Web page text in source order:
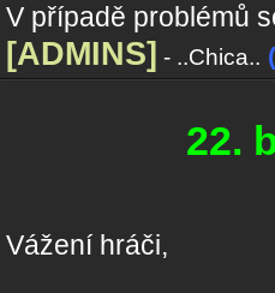
V případě problémů
[ADMINS] - ..Chica..
22.
Vážení hráči,